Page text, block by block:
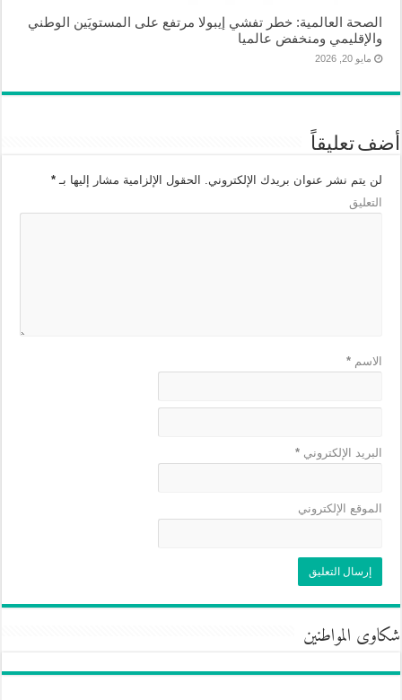
الصحة العالمية: خطر تفشي إيبولا مرتفع على المستويَين الوطني
والإقليمي ومنخفض عالميا
مايو 20, 2026
أضف تعليقاً
لن يتم نشر عنوان بريدك الإلكتروني. الحقول الإلزامية مشار إليها بـ*
التعليق
الاسم*
البريد الإلكتروني*
الموقع الإلكتروني
شكاوى المواطنين